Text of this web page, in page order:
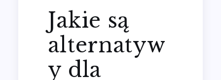
Jakie są
alternatyw
y dla